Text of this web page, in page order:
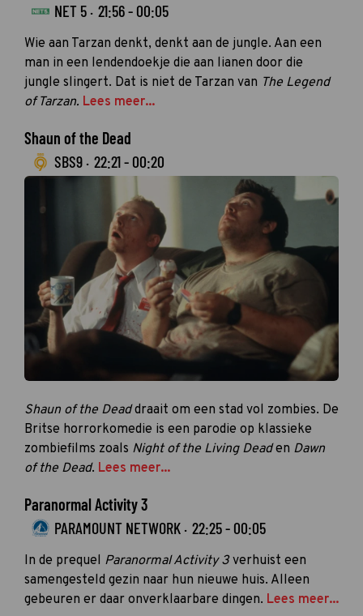
NET 5 · 21:56 - 00:05
Wie aan Tarzan denkt, denkt aan de jungle. Aan een
man in een lendendoekje die aan lianen door die
jungle slingert. Dat is niet de Tarzan van The Legend
of Tarzan. Lees meer...
Shaun of the Dead
SBS9 · 22:21 - 00:20
Shaun of the Deaddraait om een stad vol zombies. De
Britse horrorkomedie is een parodie op klassieke
zombiefilms zoals Night of the Living Deaden Dawn
of the Dead. Lees meer...
Paranormal Activity 3
PARAMOUNT NETWORK · 22:25 - 00:05
In de prequel Paranormal Activity 3verhuist een
samengesteld gezin naar hun nieuwe huis. Alleen
gebeuren er daar onverklaarbare dingen. Lees meer...